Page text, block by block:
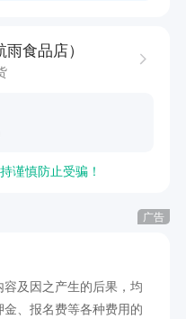
食品店）
谨慎防止受骗！
广告
及因之产生的后果，均
、报名费等各种费用的